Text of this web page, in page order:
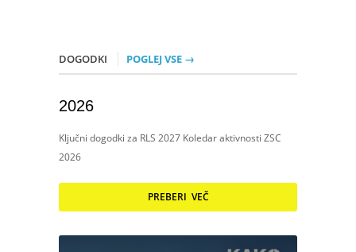
DOGODKI POGLEJ VSE →
2026
Ključni dogodki za RLS 2027 Koledar aktivnosti ZSC
2026
PREBERI VEČ